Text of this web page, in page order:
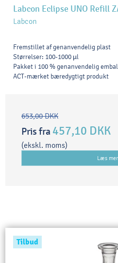
Labcon Eclipse UNO Refill
Labcon
Fremstillet af genanvendelig plast
Størrelser: 100-1000 µl
Pakket i 100 % genanvendelig
ACT-mærket bæredygtigt produkt
653,00 DKK
Pris fra 457,10 DKK
(ekskl. moms)
Læs
Tilbud